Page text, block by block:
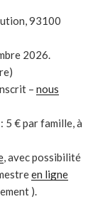
93100
2026.
– nous
5 € par famille, à
, avec possibilité
en ligne
).